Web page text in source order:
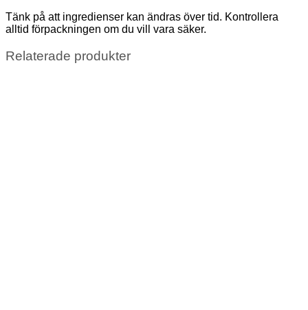
Tänk på att ingredienser kan ändras över tid. Kontrollera
alltid förpackningen om du vill vara säker.
Relaterade produkter